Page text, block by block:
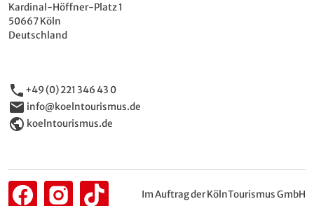
Kardinal-Höffner-Platz 1
50667 Köln
Deutschland
phone +49 (0) 221 346 43 0
email info@koelntourismus.de
public koelntourismus.de
Im Auftrag der KölnTourismus GmbH